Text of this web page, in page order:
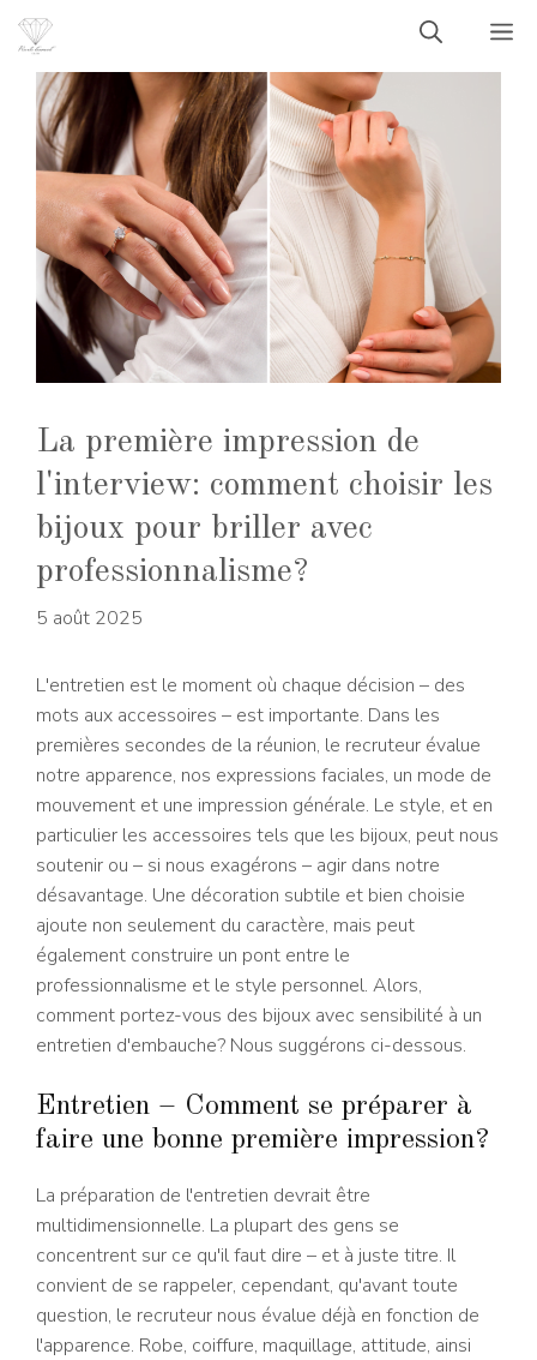
Aller
contenu
La première impression de
l'interview: comment choisir les
bijoux pour briller avec
professionnalisme?
5 août 2025
L'entretien est le moment où chaque décision – des
mots aux accessoires – est importante. Dans les
premières secondes de la réunion, le recruteur évalue
notre apparence, nos expressions faciales, un mode de
mouvement et une impression générale. Le style, et en
particulier les accessoires tels que les bijoux, peut nous
soutenir ou – si nous exagérons – agir dans notre
désavantage. Une décoration subtile et bien choisie
ajoute non seulement du caractère, mais peut
également construire un pont entre le
professionnalisme et le style personnel. Alors,
comment portez-vous des bijoux avec sensibilité à un
entretien d'embauche? Nous suggérons ci-dessous.
Entretien – Comment se préparer à
faire une bonne première impression?
La préparation de l'entretien devrait être
multidimensionnelle. La plupart des gens se
concentrent sur ce qu'il faut dire – et à juste titre. Il
convient de se rappeler, cependant, qu'avant toute
question, le recruteur nous évalue déjà en fonction de
l'apparence. Robe, coiffure, maquillage, attitude, ainsi